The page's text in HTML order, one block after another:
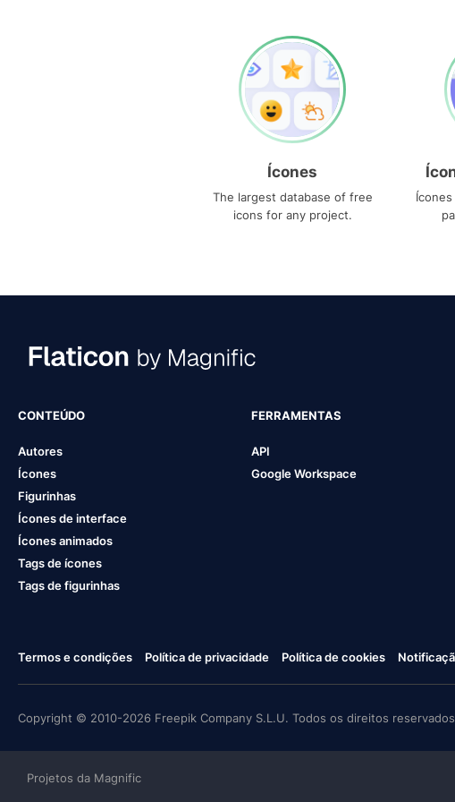
Ícones
The largest database of free
icons for any project.
CONTEÚDO
Autores
Ícones
Figurinhas
Ícones de interface
Ícones animados
Tags de ícones
Tags de figurinhas
FERRAMENTAS
API
Google Workspace
Termos e condições Política de privacidade Política de cookies
Copyright © 2010-2026 Freepik Company S.L.U. Todos os direitos
Projetos da Magnific